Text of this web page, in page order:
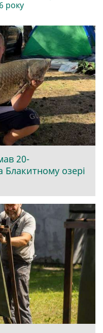
року
20-
Блакитному озері